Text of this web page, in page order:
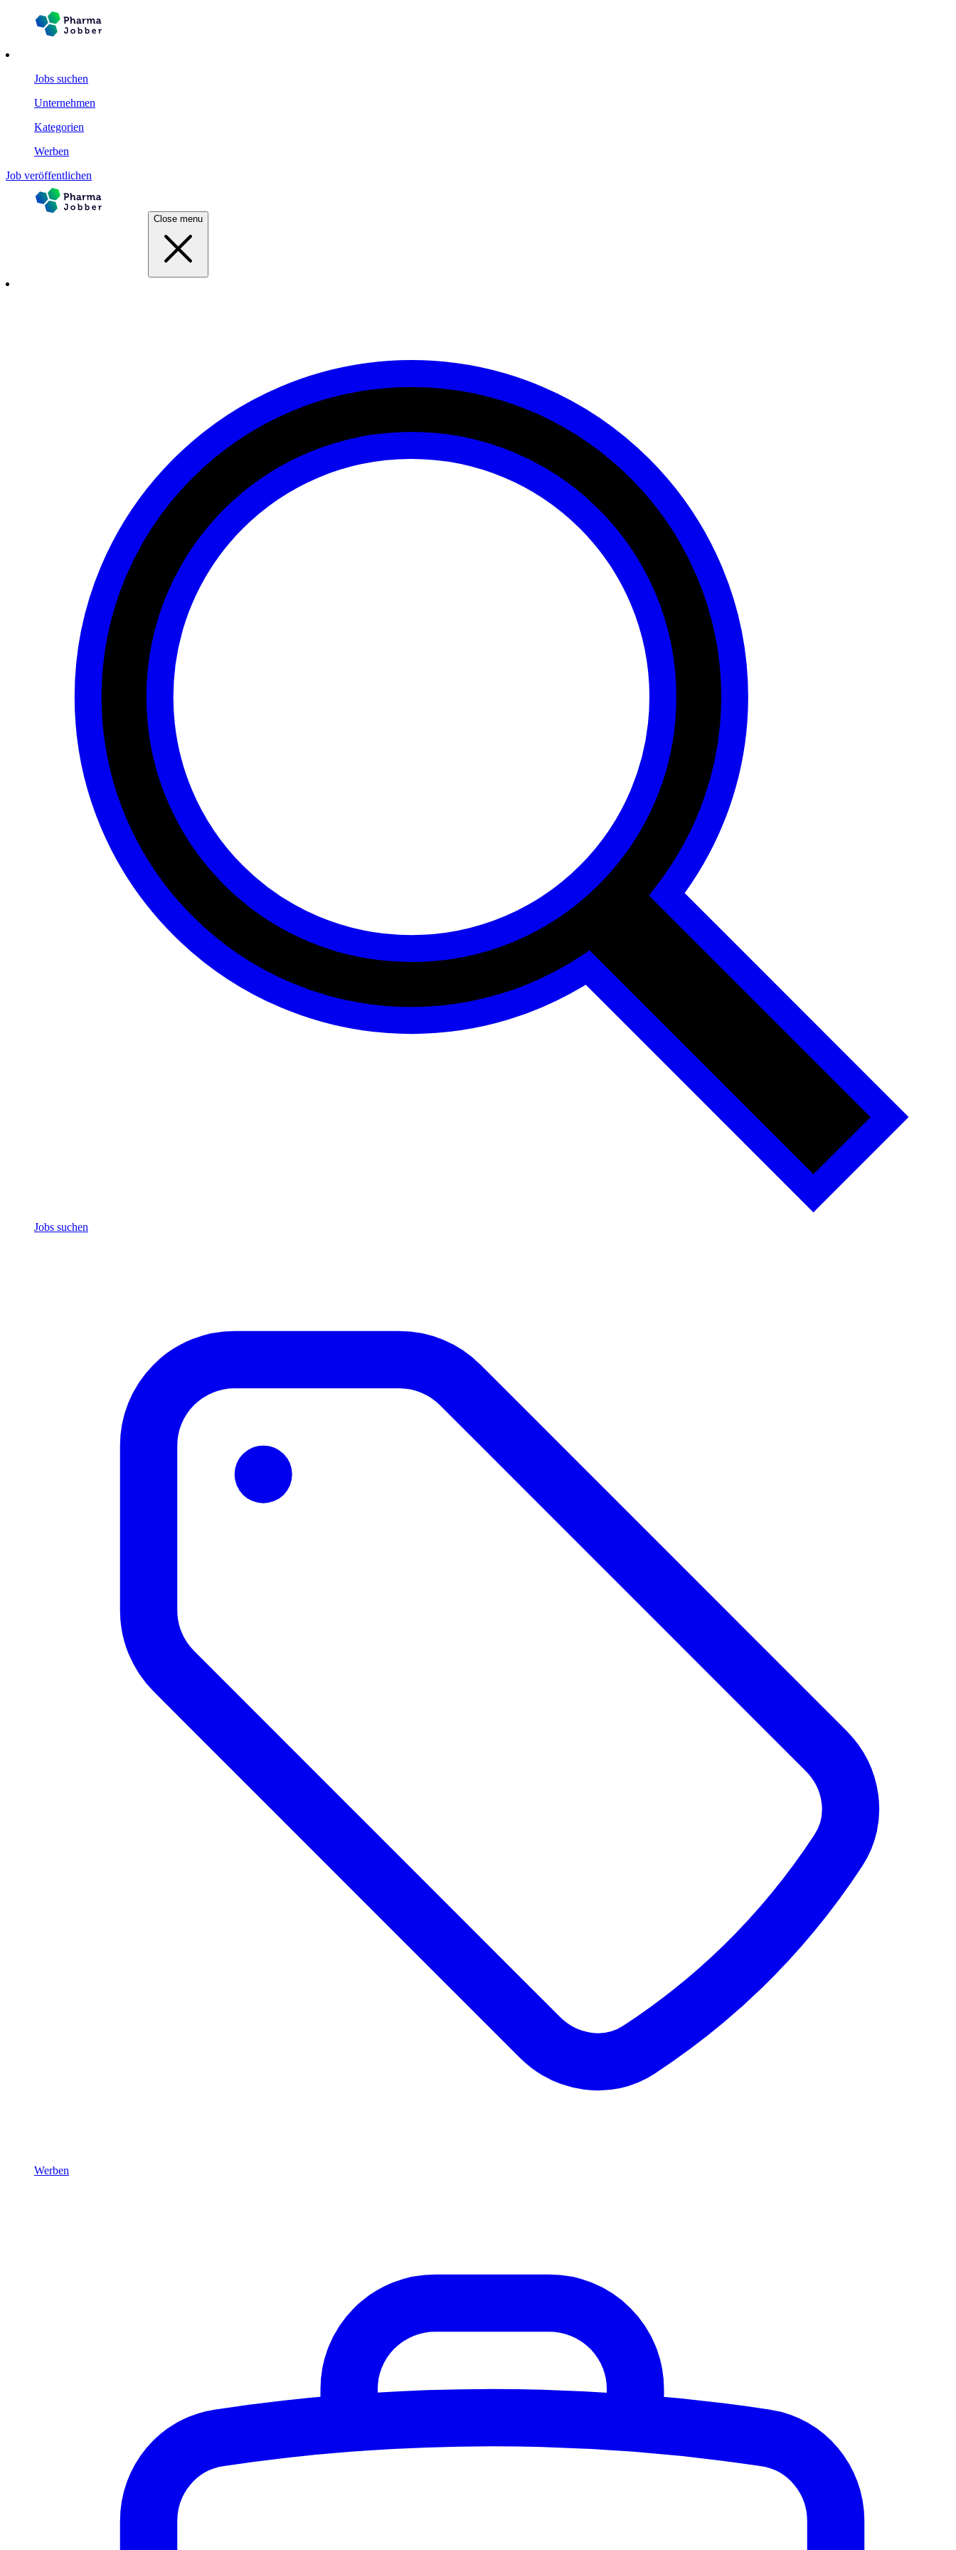
Jobs suchen
Unternehmen
Kategorien
Werben
Job veröffentlichen
Close menu
Jobs suchen
Werben